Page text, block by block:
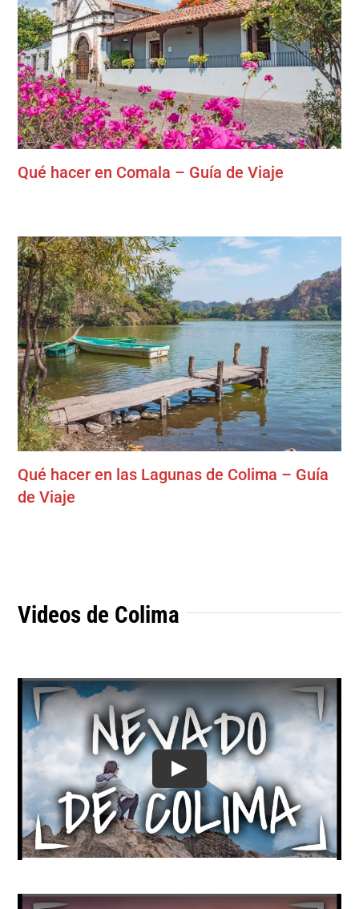
Qué hacer en Comala – Guía de Viaje
Qué hacer en las Lagunas de Colima – Guía
de Viaje
Videos de Colima
Play